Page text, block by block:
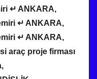
↵ ANKARA,
↵ ANKARA,
↵ ANKARA,
araç proje firması